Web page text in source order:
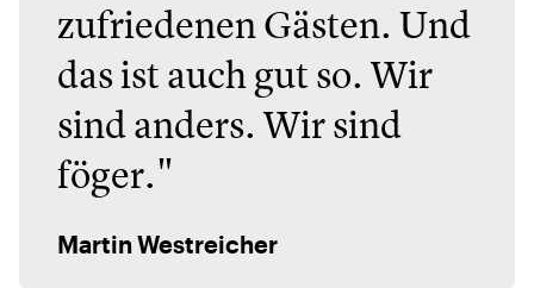
zufriedenen Gästen. Und
das ist auch gut so. Wir
sind anders. Wir sind
föger."
Martin Westreicher